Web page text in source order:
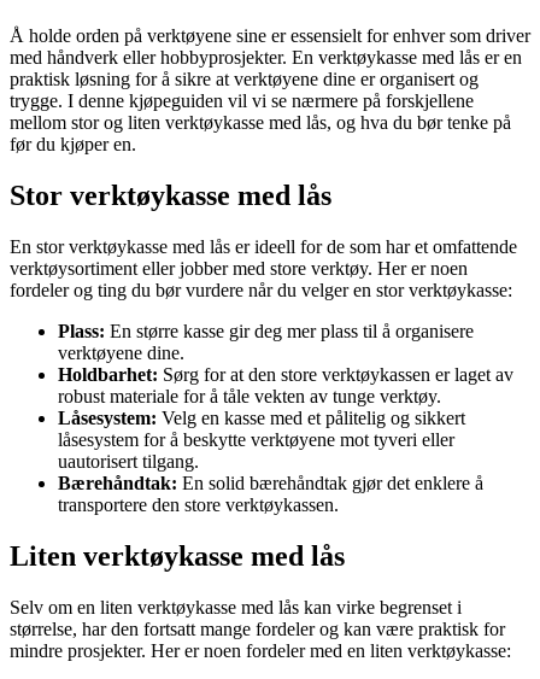
Å holde orden på verktøyene sine er essensielt for enhver som driver
med håndverk eller hobbyprosjekter. En verktøykasse med lås er en
praktisk løsning for å sikre at verktøyene dine er organisert og
trygge. I denne kjøpeguiden vil vi se nærmere på forskjellene
mellom stor og liten verktøykasse med lås, og hva du bør tenke på
før du kjøper en.
Stor verktøykasse med lås
En stor verktøykasse med lås er ideell for de som har et omfattende
verktøysortiment eller jobber med store verktøy. Her er noen
fordeler og ting du bør vurdere når du velger en stor verktøykasse:
Plass: En større kasse gir deg mer plass til å organisere
verktøyene dine.
Holdbarhet: Sørg for at den store verktøykassen er laget av
robust materiale for å tåle vekten av tunge verktøy.
Låsesystem: Velg en kasse med et pålitelig og sikkert
låsesystem for å beskytte verktøyene mot tyveri eller
uautorisert tilgang.
Bærehåndtak: En solid bærehåndtak gjør det enklere å
transportere den store verktøykassen.
Liten verktøykasse med lås
Selv om en liten verktøykasse med lås kan virke begrenset i
størrelse, har den fortsatt mange fordeler og kan være praktisk for
mindre prosjekter. Her er noen fordeler med en liten verktøykasse: